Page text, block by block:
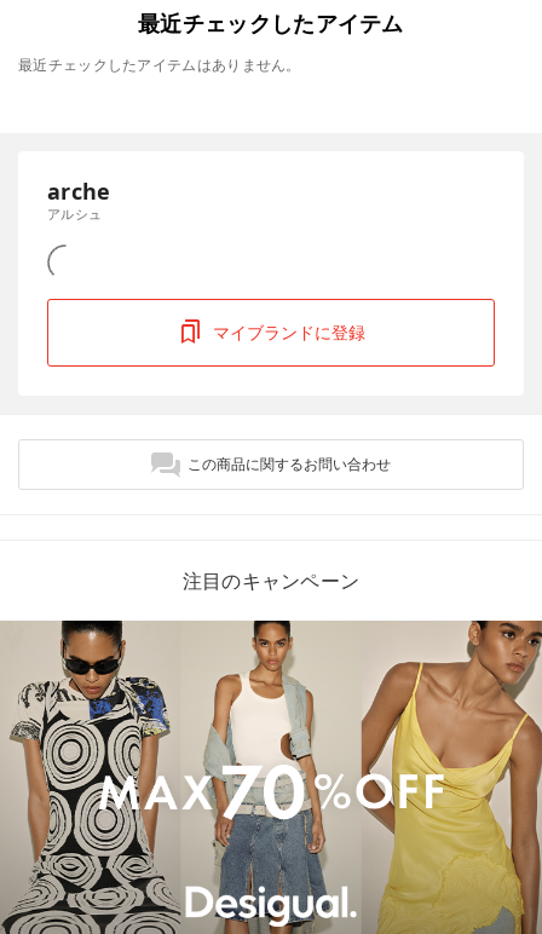
最近チェックしたアイテム
最近チェックしたアイテムはありません。
arche
アルシュ
マイブランドに登録
この商品に関するお問い合わせ
注目のキャンペーン